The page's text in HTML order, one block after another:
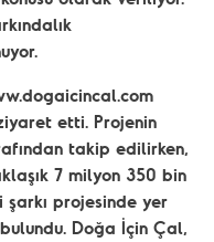
etti. Projenin
takip edilirken,
7 milyon 350 bin
projesinde yer
Doğa İçin Çal,